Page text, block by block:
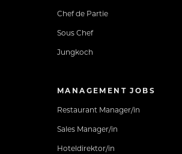
Chef de Partie
Sous Chef
Jungkoch
MANAGEMENT JOBS
Restaurant Manager/in
Sales Manager/in
Hoteldirektor/in